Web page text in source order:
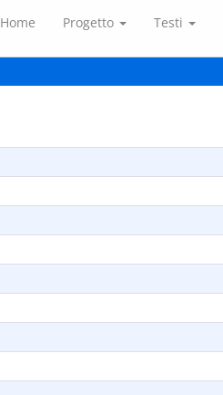
Home Progetto Testi